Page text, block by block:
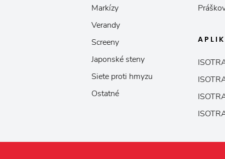
Markízy
Verandy
Screeny
Japonské steny
Siete proti hmyzu
Ostatné